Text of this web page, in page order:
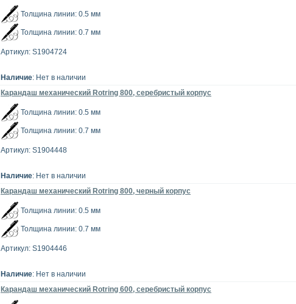
Толщина линии: 0.5 мм
Толщина линии: 0.7 мм
Артикул: S1904724
Наличие: Нет в наличии
Карандаш механический Rotring 800, серебристый корпус
Толщина линии: 0.5 мм
Толщина линии: 0.7 мм
Артикул: S1904448
Наличие: Нет в наличии
Карандаш механический Rotring 800, черный корпус
Толщина линии: 0.5 мм
Толщина линии: 0.7 мм
Артикул: S1904446
Наличие: Нет в наличии
Карандаш механический Rotring 600, серебристый корпус